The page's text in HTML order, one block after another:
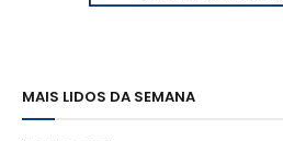
MAIS LIDOS DA SEMANA